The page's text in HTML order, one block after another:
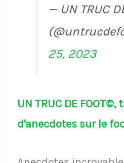
— UN TRUC
25, 2023
UN TRUC DE FOOT©,
d'anecdotes sur le